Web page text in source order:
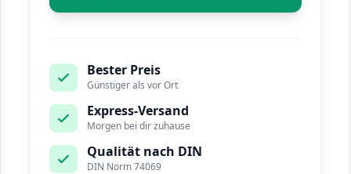
Bester Preis
Günstiger als vor Ort
Express-Versand
Morgen bei dir zuhause
Qualität nach DIN
DIN Norm 74069